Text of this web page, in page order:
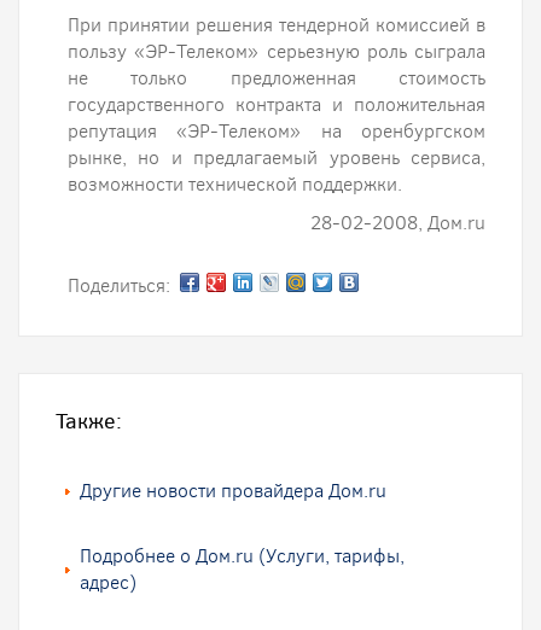
При принятии решения тендерной комиссией в
пользу «ЭР-Телеком» серьезную роль сыграла
не только предложенная стоимость
государственного контракта и положительная
репутация «ЭР-Телеком» на оренбургском
рынке, но и предлагаемый уровень сервиса,
возможности технической поддержки.
28-02-2008, Дом.ru
Поделиться:
Также:
Другие новости провайдера Дом.ru
Подробнее о Дом.ru (Услуги, тарифы,
адрес)